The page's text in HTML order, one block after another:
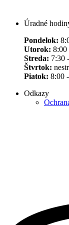
Úradné
Pondelok:
Utorok: 8:00
Streda: 7:30
Štvrtok:
Piatok: 8:00
Odkazy